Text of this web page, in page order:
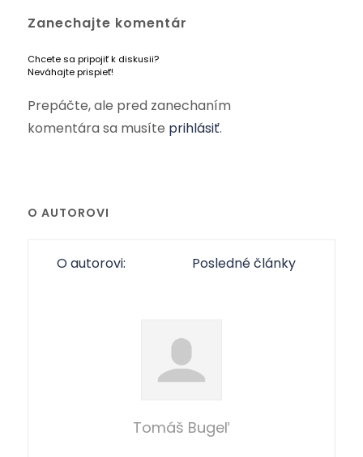
Zanechajte komentár
Chcete sa pripojiť k diskusii?
Neváhajte prispieť!
Prepáčte, ale pred zanechaním
komentára sa musíte prihlásiť.
O AUTOROVI
O autorovi: Posledné články
Tomáš Bugeľ